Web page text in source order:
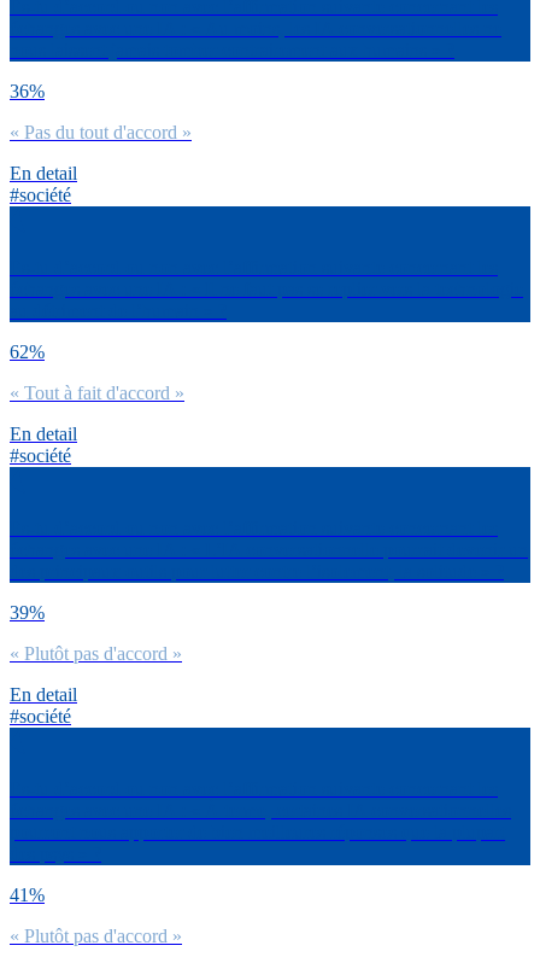
36%
« Pas du tout d'accord »
En detail
#société
62%
« Tout à fait d'accord »
En detail
#société
39%
« Plutôt pas d'accord »
En detail
#société
41%
« Plutôt pas d'accord »